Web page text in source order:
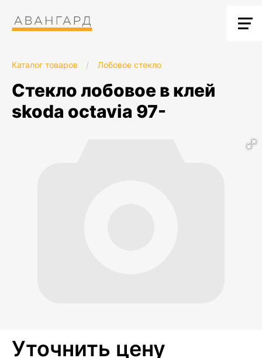
Каталог товаров / Лобовое стекло
стекло лобовое в клей
skoda octavia 97-
Уточнить цену